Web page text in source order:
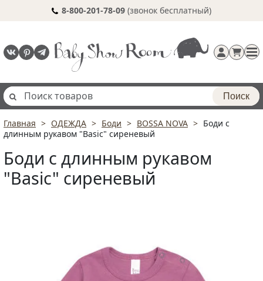
8-800-201-78-09 (звонок бесплатный)
Регистрация
Поиск
Главная ОДЕЖДА Боди BOSSA NOVA
Боди с
длинным рукавом "Basic" сиреневый
Боди с длинным рукавом
"Basic" сиреневый